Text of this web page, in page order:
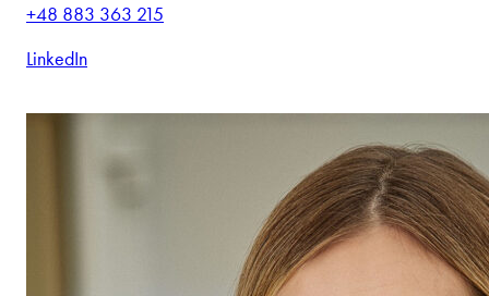
+48 883 363 215
LinkedIn